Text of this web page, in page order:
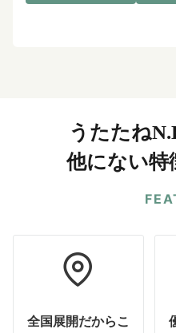
うたたね
他にない特
全国展開だからこ